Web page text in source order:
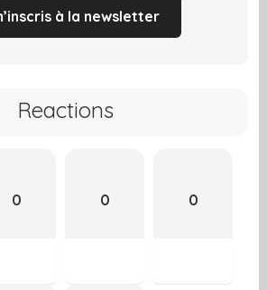
à la newsletter
Reactions
0 0 0